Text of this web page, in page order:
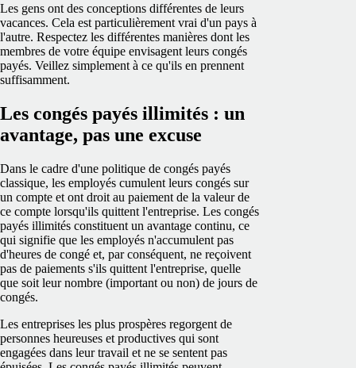
Les gens ont des conceptions différentes de leurs
vacances. Cela est particulièrement vrai d'un pays à
l'autre. Respectez les différentes manières dont les
membres de votre équipe envisagent leurs congés
payés. Veillez simplement à ce qu'ils en prennent
suffisamment.
Les congés payés illimités : un
avantage, pas une excuse
Dans le cadre d'une politique de congés payés
classique, les employés cumulent leurs congés sur
un compte et ont droit au paiement de la valeur de
ce compte lorsqu'ils quittent l'entreprise. Les congés
payés illimités constituent un avantage continu, ce
qui signifie que les employés n'accumulent pas
d'heures de congé et, par conséquent, ne reçoivent
pas de paiements s'ils quittent l'entreprise, quelle
que soit leur nombre (important ou non) de jours de
congés.
Les entreprises les plus prospères regorgent de
personnes heureuses et productives qui sont
engagées dans leur travail et ne se sentent pas